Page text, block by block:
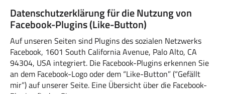
Datenschutzerklärung für die Nutzung von
Facebook-Plugins (Like-Button)
Auf unseren Seiten sind Plugins des sozialen Netzwerks
Facebook, 1601 South California Avenue, Palo Alto, CA
94304, USA integriert. Die Facebook-Plugins erkennen Sie
an dem Facebook-Logo oder dem “Like-Button” (“Gefällt
mir”) auf unserer Seite. Eine Übersicht über die Facebook-